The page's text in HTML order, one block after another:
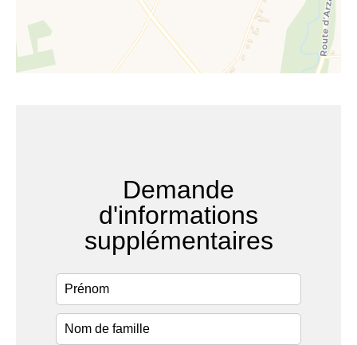
Demande
d'informations
supplémentaires